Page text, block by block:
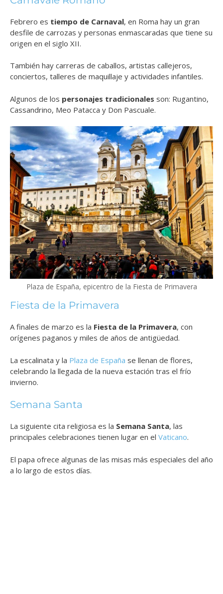
Febrero es tiempo de Carnaval, en Roma hay un gran
desfile de carrozas y personas enmascaradas que tiene su
origen en el siglo XII.
También hay carreras de caballos, artistas callejeros,
conciertos, talleres de maquillaje y actividades infantiles.
Algunos de los personajes tradicionales son: Rugantino,
Cassandrino, Meo Patacca y Don Pascuale.
Plaza de España, epicentro de la Fiesta de Primavera
Fiesta de la Primavera
A finales de marzo es la Fiesta de la Primavera, con
orígenes paganos y miles de años de antigüedad.
La escalinata y la Plaza de España se llenan de flores,
celebrando la llegada de la nueva estación tras el frío
invierno.
Semana Santa
La siguiente cita religiosa es la Semana Santa, las
principales celebraciones tienen lugar en el Vaticano.
El papa ofrece algunas de las misas más especiales del año
a lo largo de estos días.